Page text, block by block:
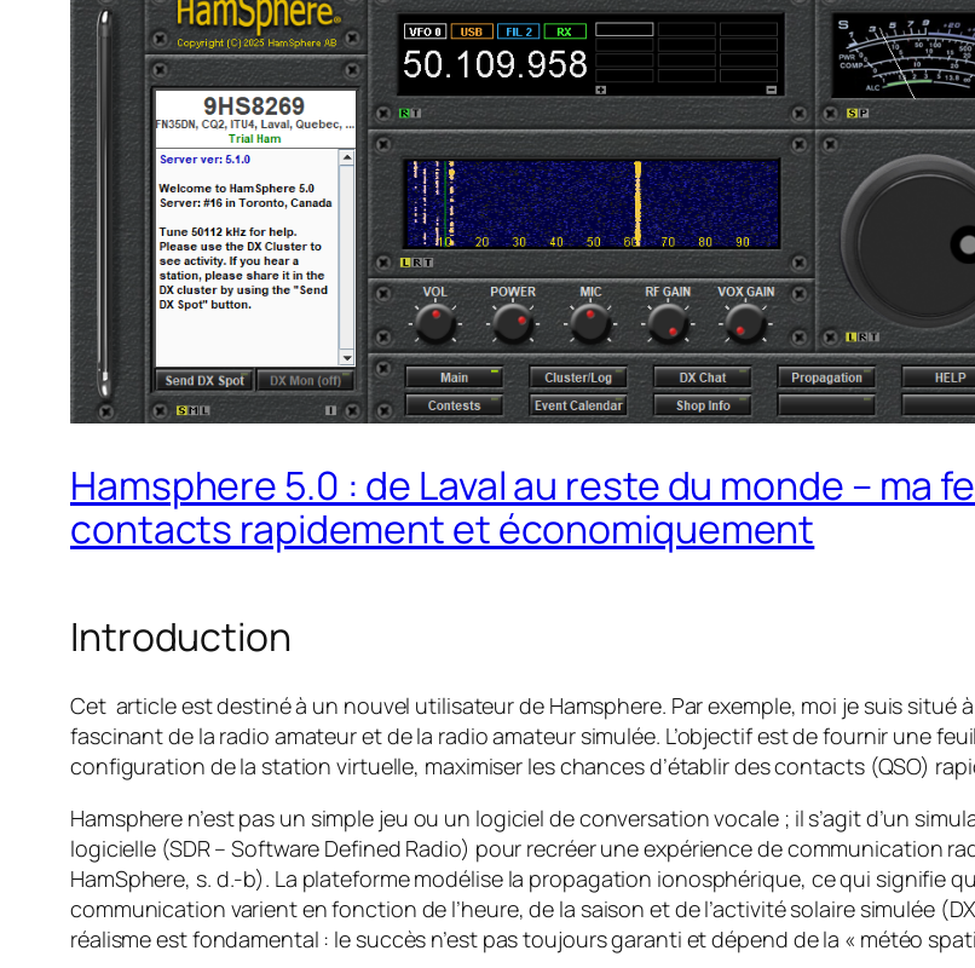
Hamsphere 5.0 : de Laval au reste du monde – ma
contacts rapidement et économiquement
Introduction
Cet article est destiné à un nouvel utilisateur de Hamsphere. Par exemple, moi je suis situé
fascinant de la radio amateur et de la radio amateur simulée. L’objectif est de fournir une
configuration de la station virtuelle, maximiser les chances d’établir des contacts (QSO)
Hamsphere n’est pas un simple jeu ou un logiciel de conversation vocale ; il s’agit d’un
logicielle (SDR – Software Defined Radio) pour recréer une expérience de communication
HamSphere, s. d.-b). La plateforme modélise la propagation ionosphérique, ce qui signifie
communication varient en fonction de l’heure, de la saison et de l’activité solaire simulée
réalisme est fondamental : le succès n’est pas toujours garanti et dépend de la « météo